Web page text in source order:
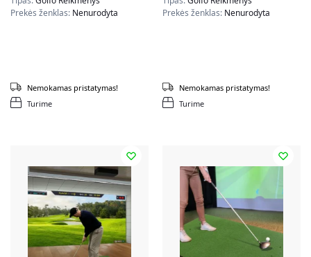
Prekės ženklas: Nenurodyta
Turime
Nemokamas pristatymas!
Prekės ženklas: Nenurodyta
Turime
Nemokamas pristatymas!